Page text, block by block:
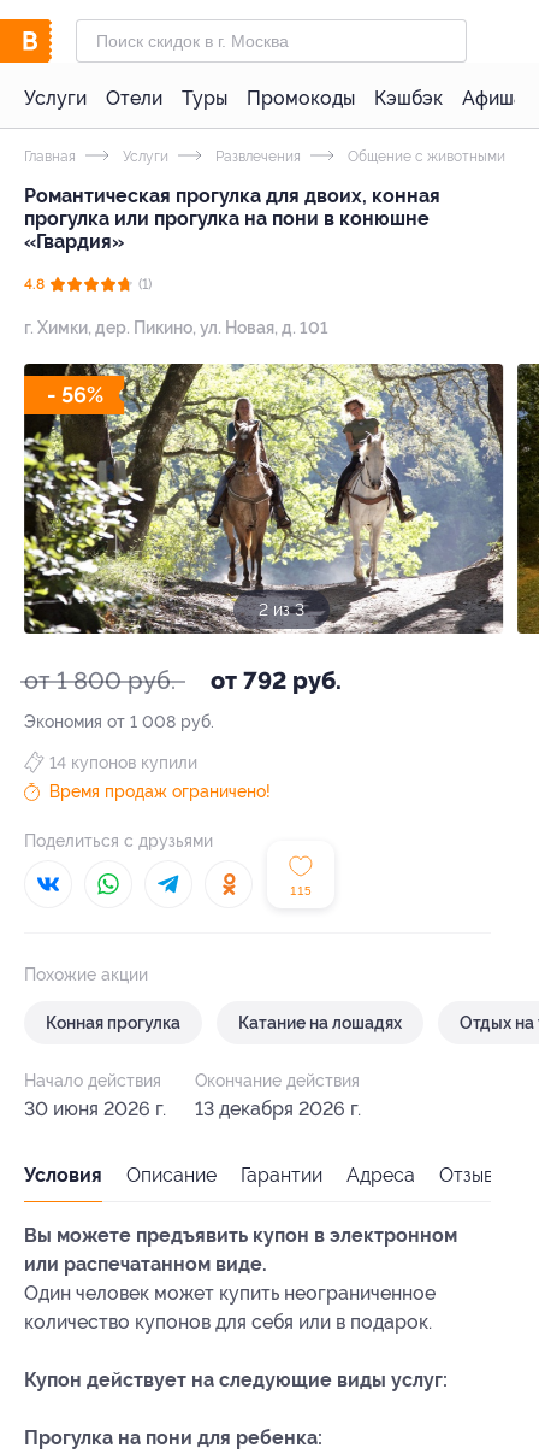
Услуги Отели Туры Промокоды Кэшбэк Афиша
Главная Услуги Развлечения Общение с животными
Романтическая прогулка для двоих, конная
прогулка или прогулка на пони в конюшне
«Гвардия»
4.8 (1)
г. Химки, дер. Пикино, ул. Новая, д. 101
- 56%
3 из 3
от 1 800 руб. от 792 руб.
Экономия от 1 008 руб.
115
14 купонов купили
Время продаж ограничено!
Поделиться с друзьями
Похожие акции
Конная прогулка Катание на лошадях Отдых на
Начало действия
30 июня 2026 г.
Окончание действия
13 декабря 2026 г.
Условия Описание Гарантии Адреса Отзывы
Вы можете предъявить купон в электронном
или распечатанном виде.
Один человек может купить неограниченное
количество купонов для себя или в подарок.
Купон действует на следующие виды услуг:
Прогулка на пони для ребенка: